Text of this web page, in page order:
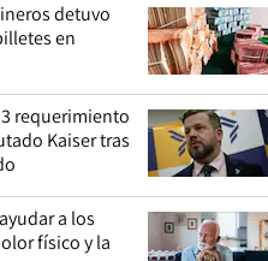
detuvo
en
requerimiento
Kaiser tras
a los
físico y la